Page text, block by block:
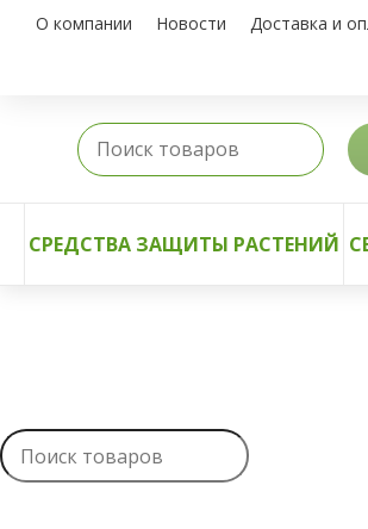
О компании Новости Доставка и
СРЕДСТВА ЗАЩИТЫ РАСТЕНИЙ